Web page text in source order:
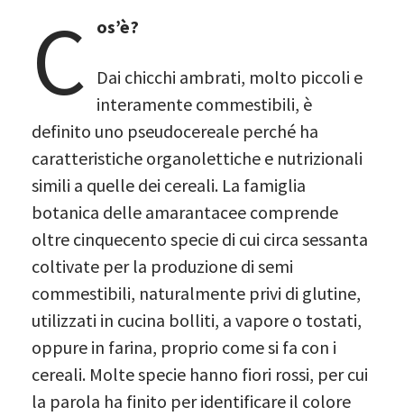
C os’è?
Dai chicchi ambrati, molto piccoli e
interamente commestibili, è
definito uno pseudocereale perché ha
caratteristiche organolettiche e nutrizionali
simili a quelle dei cereali. La famiglia
botanica delle amarantacee comprende
oltre cinquecento specie di cui circa sessanta
coltivate per la produzione di semi
commestibili, naturalmente privi di glutine,
utilizzati in cucina bolliti, a vapore o tostati,
oppure in farina, proprio come si fa con i
cereali. Molte specie hanno fiori rossi, per cui
la parola ha finito per identificare il colore